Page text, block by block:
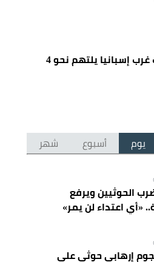
حريق في جنوب غرب إسبانيا يلتهم نحو 4
يوم أسبوع شهر
الحوثيين ويرفع
«أي اعتداء لن يمر»
إرهابي حوثي على